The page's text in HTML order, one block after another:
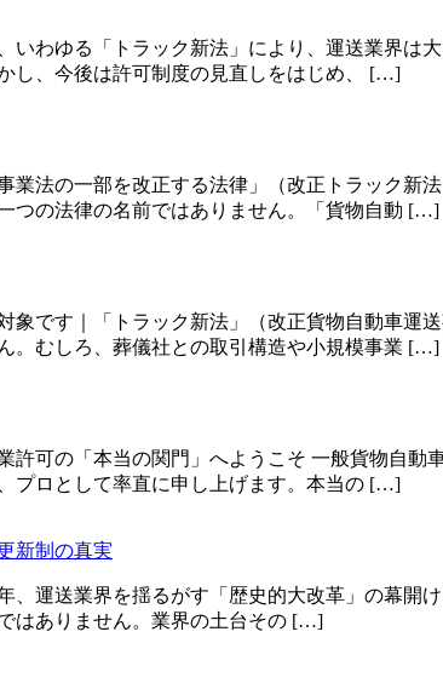
いわゆる「トラック新法」により、運送業界は
し、今後は許可制度の見直しをはじめ、 […]
業法の一部を改正する法律」（改正トラック
つの法律の名前ではありません。「貨物自動 […]
象です｜「トラック新法」（改正貨物自動車運
。むしろ、葬儀社との取引構造や小規模事業 […]
許可の「本当の関門」へようこそ 一般貨物自
プロとして率直に申し上げます。本当の […]
新制の真実
、運送業界を揺るがす「歴史的大改革」の幕開
はありません。業界の土台その […]